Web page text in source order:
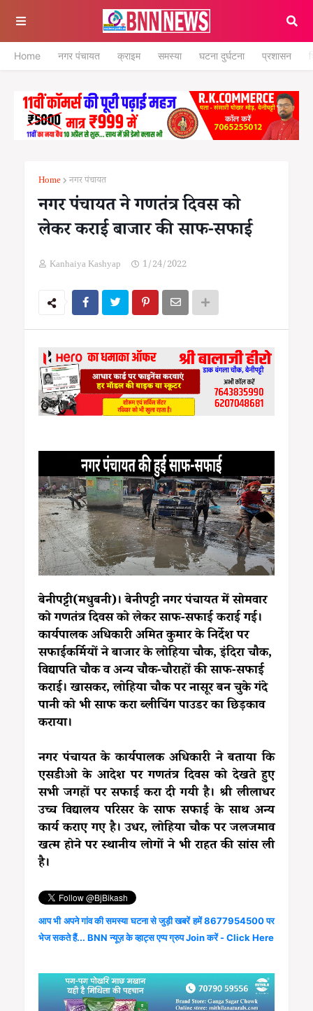
Home नगर पंचायत क्राइम समस्या घटना दुर्घटना प्रशासन
Home नगर पंचायत
नगर पंचायत ने गणतंत्र दिवस को
लेकर कराई बाजार की साफ-सफाई
Kanhaiya Kashyap 1/24/2022
बेनीपट्टी(मधुबनी)। बेनीपट्टी नगर पंचायत में सोमवार
को गणतंत्र दिवस को लेकर साफ-सफाई कराई गई।
कार्यपालक अधिकारी अमित कुमार के निर्देश पर
सफाईकर्मियों ने बाजार के लोहिया चौक, इंदिरा चौक,
विद्यापति चौक व अन्य चौक-चौराहों की साफ-सफाई
कराई। खासकर, लोहिया चौक पर नासूर बन चुके गंदे
पानी को भी साफ करा ब्लीचिंग पाउडर का छिड़काव
कराया।
नगर पंचायत के कार्यपालक अधिकारी ने बताया कि
एसडीओ के आदेश पर गणतंत्र दिवस को देखते हुए
सभी जगहों पर सफाई करा दी गयी है। श्री लीलाधर
उच्च विद्यालय परिसर के साफ सफाई के साथ अन्य
कार्य कराए गए है। उधर, लोहिया चौक पर जलजमाव
खत्म होने पर स्थानीय लोगों ने भी राहत की सांस ली
है।
आप भी अपने गांव की समस्या घटना से जुड़ी खबरें हमें 8677954500 पर
भेज सकते हैं... BNN न्यूज़ के व्हाट्स एप्प ग्रुप Join करें - Click Here